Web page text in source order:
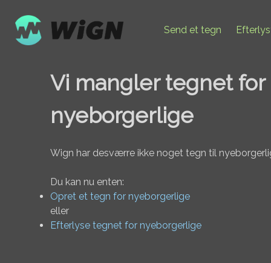
Send et tegn
Vi mangler tegnet for
nyeborgerlige
Wign har desværre ikke noget tegn til
Du kan nu enten:
Opret et tegn for nyeborgerlige
eller
Efterlyse tegnet for nyeborgerlige